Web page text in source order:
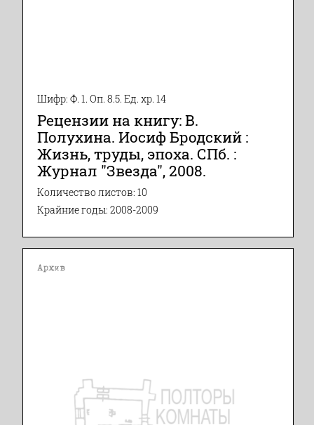
Шифр: Ф. 1. Оп. 8.5. Ед. хр. 14
Рецензии на книгу: В.
Полухина. Иосиф Бродский :
Жизнь, труды, эпоха. СПб. :
Журнал "Звезда", 2008.
Количество листов: 10
Крайние годы: 2008-2009
Архив